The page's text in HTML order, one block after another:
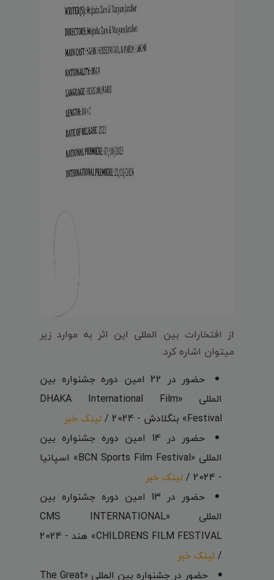
از افتخارات بین المللی این اثر به موارد زیر
میتوان اشاره کرد:
حضور در 22 امین دوره جشنواره بین
المللی «DHAKA International Film
Festival» بنگلادش - 2024 /
لینک خبر
حضور در 14 امین دوره جشنواره بین
المللی «BCN Sports Film Festival» اسپانیا
- 2024 /
لینک خبر
حضور در 13 امین دوره جشنواره بین
المللی «CMS INTERNATIONAL
CHILDRENS FILM FESTIVAL» هند - 2024
/ لینک خبر
حضور در جشنواره بین المللی «The Great